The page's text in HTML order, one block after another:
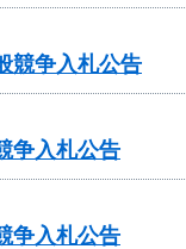
競争入札公告
争入札公告
争入札公告